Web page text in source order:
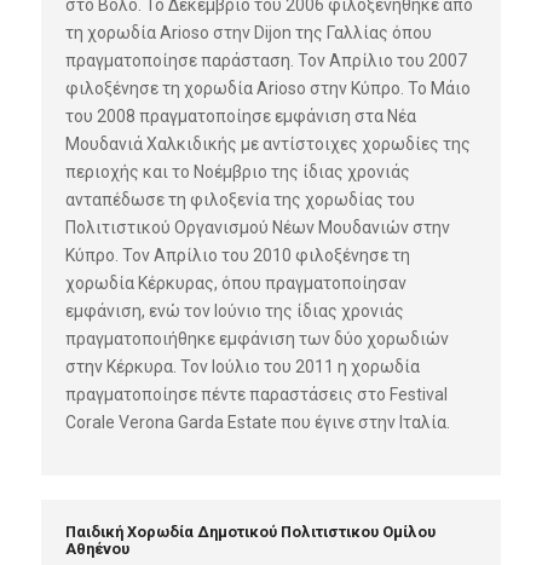
στο Βόλο. Το Δεκέμβριο του 2006 φιλοξενήθηκε από
τη χορωδία Arioso στην Dijon της Γαλλίας όπου
πραγματοποίησε παράσταση. Τον Απρίλιο του 2007
φιλοξένησε τη χορωδία Arioso στην Κύπρο. Το Μάιο
του 2008 πραγματοποίησε εμφάνιση στα Νέα
Μουδανιά Χαλκιδικής με αντίστοιχες χορωδίες της
περιοχής και το Νοέμβριο της ίδιας χρονιάς
ανταπέδωσε τη φιλοξενία της χορωδίας του
Πολιτιστικού Οργανισμού Νέων Μουδανιών στην
Κύπρο. Τον Απρίλιο του 2010 φιλοξένησε τη
χορωδία Κέρκυρας, όπου πραγματοποίησαν
εμφάνιση, ενώ τον Ιούνιο της ίδιας χρονιάς
πραγματοποιήθηκε εμφάνιση των δύο χορωδιών
στην Κέρκυρα. Τον Ιούλιο του 2011 η χορωδία
πραγματοποίησε πέντε παραστάσεις στο Festival
Corale Verona Garda Estate που έγινε στην Ιταλία.
Παιδική Χορωδία Δημοτικού Πολιτιστικου Ομίλου
Αθηένου